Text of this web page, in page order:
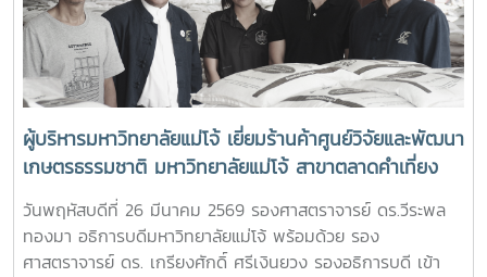
ผู้บริหารมหาวิทยาลัยแม่โจ้ เยี่ยมร้านค้าศูนย์วิจัยและพัฒนา
เกษตรธรรมชาติ มหาวิทยาลัยแม่โจ้ สาขาตลาดคำเที่ยง
เพื่อเป็นแหล่งรวมสินค้าออร์แกนิก และ ผลิตภัณฑ์สินค้า
เกษตรอินทรีย์
วันพฤหัสบดีที่ 26 มีนาคม 2569 รองศาสตราจารย์ ดร.วีระพล
ทองมา อธิการบดีมหาวิทยาลัยแม่โจ้ พร้อมด้วย รอง
ศาสตราจารย์ ดร. เกรียงศักดิ์ ศรีเงินยวง รองอธิการบดี เข้า